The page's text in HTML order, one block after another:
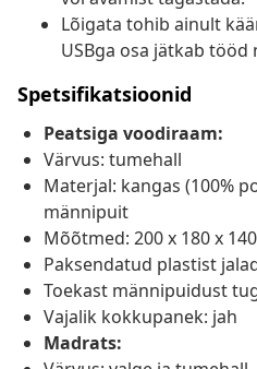
Lõigata tohib ainult
USBga osa jätkab tööd
Spetsifikatsioonid
Peatsiga voodiraam:
Värvus: tumehall
Materjal: kangas (100%
männipuit
Mõõtmed: 200 x 180 x
Paksendatud plastist
Toekast männipuidust
Vajalik kokkupanek: jah
Madrats: